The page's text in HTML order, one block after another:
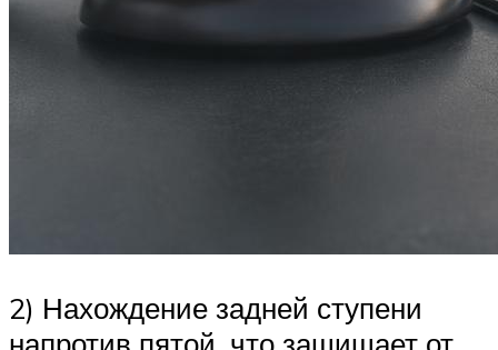
2) Нахождение задней ступени